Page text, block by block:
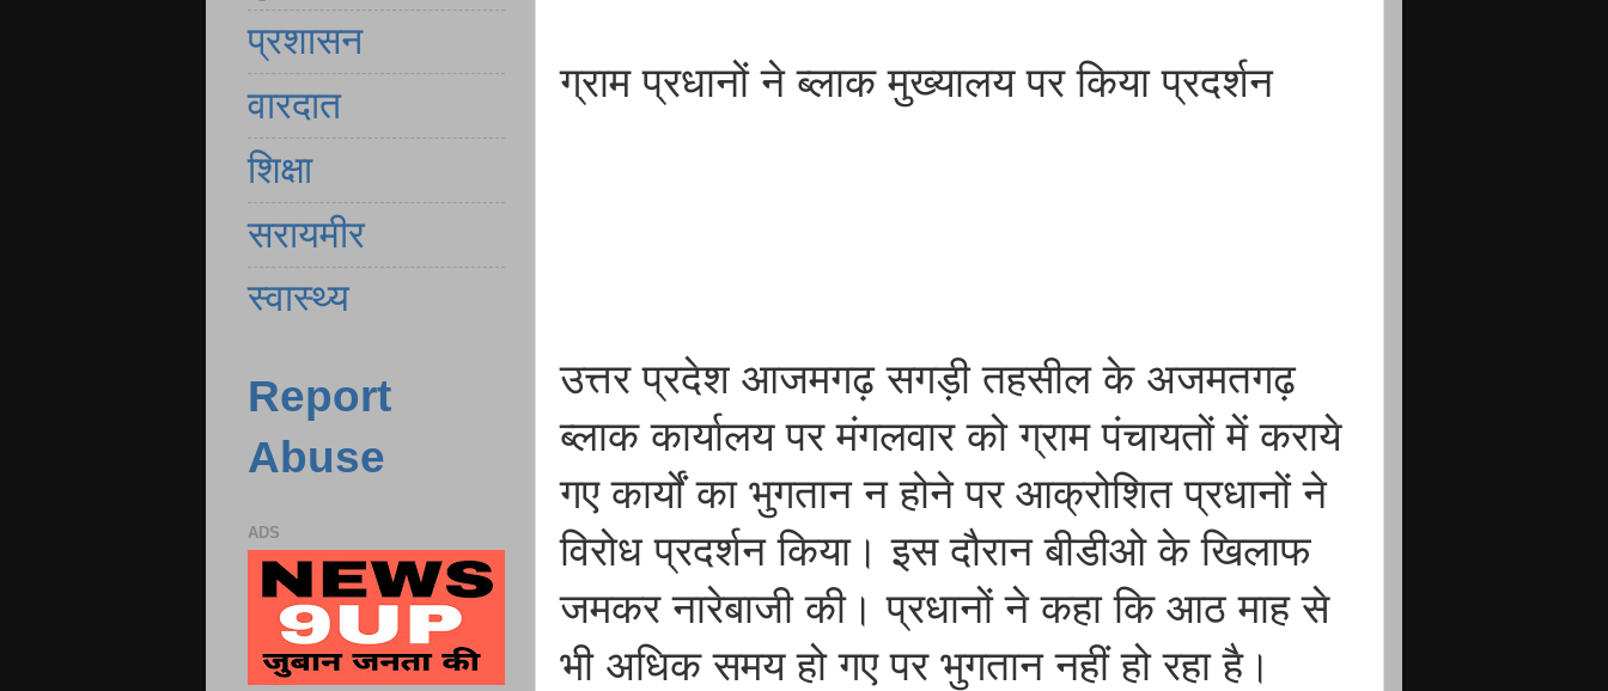
ग्राम प्रधानों ने ब्लाक मुख्यालय पर किया प्रदर्शन
उत्तर प्रदेश आजमगढ़ सगड़ी तहसील के अजमतगढ़
ब्लाक कार्यालय पर मंगलवार को ग्राम पंचायतों में कराये
गए कार्यों का भुगतान न होने पर आक्रोशित प्रधानों ने
विरोध प्रदर्शन किया। इस दौरान बीडीओ के खिलाफ
जमकर नारेबाजी की। प्रधानों ने कहा कि आठ माह से
भी अधिक समय हो गए पर भुगतान नहीं हो रहा है।
प्रशासन
वारदात
शिक्षा
सरायमीर
स्वास्थ्य
Report
Abuse
ADS